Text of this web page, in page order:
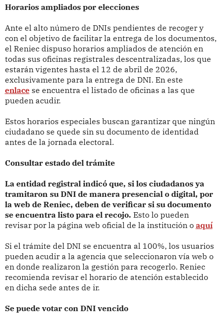
Horarios ampliados por elecciones
Ante el alto número de DNIs pendientes de recoger y
con el objetivo de facilitar la entrega de los documentos,
el Reniec dispuso horarios ampliados de atención en
todas sus oficinas registrales descentralizadas, los que
estarán vigentes hasta el 12 de abril de 2026,
exclusivamente para la entrega de DNI. En este
enlacese encuentra el listado de oficinas a las que
pueden acudir.
Estos horarios especiales buscan garantizar que ningún
ciudadano se quede sin su documento de identidad
antes de la jornada electoral.
Consultar estado del trámite
La entidad registral indicó que, si los ciudadanos ya
tramitaron su DNI de manera presencial o digital, por
la web de Reniec, deben de verificar si su documento
se encuentra listo para el recojo. Esto lo pueden
revisar por la página web oficial de la institución o aquí
Si el trámite del DNI se encuentra al 100%, los usuarios
pueden acudir a la agencia que seleccionaron vía web o
en donde realizaron la gestión para recogerlo. Reniec
recomienda revisar el horario de atención establecido
en dicha sede antes de ir.
Se puede votar con DNI vencido